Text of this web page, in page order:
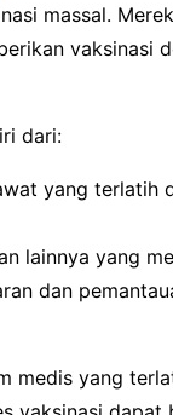
massal.
vaksinasi
dari:
yang terlatih
lainnya yang
dan
medis yang